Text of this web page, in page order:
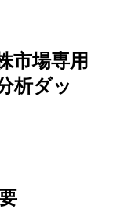
市場専用
析ダッ